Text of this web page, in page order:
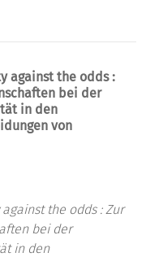
against the odds :
bei der
in den
von
the odds : Zur
bei der
in den